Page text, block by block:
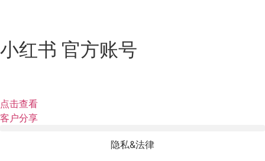
小红书 官方账号
点击查看
客户分享
隐私&法律